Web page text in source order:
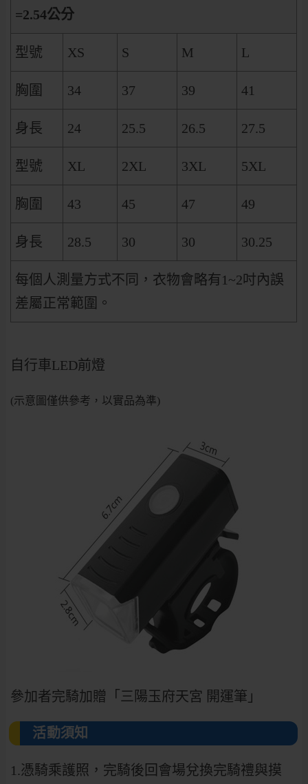
=2.54公分
型號 XS S M L
胸圍 34 37 39 41
身長 24 25.5 26.5 27.5
型號 XL 2XL 3XL 5XL
胸圍 43 45 47 49
身長 28.5 30 30 30.25
每個人測量方式不同，衣物會略有1~2吋內誤
差屬正常範圍。
自行車LED前燈
(示意圖僅供參考，以實品為準)
參加者完騎加贈「三陽玉府天宮 開運筆」
活動須知
1.憑騎乘護照，完騎後回會場兌換完騎禮與摸